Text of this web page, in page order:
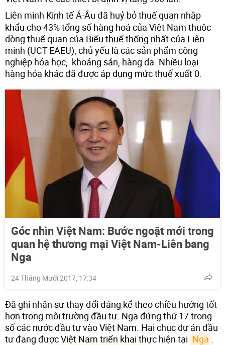
Liên minh Kinh tế Á-Âu đã huỷ bỏ thuế quan nhập
khẩu cho 43% tổng số hàng hoá của Việt Nam thuộc
dòng thuế quan của Biểu thuế thống nhất của Liên
minh (UCT-EAEU), chủ yếu là các sản phẩm công
nghiệp hóa học, khoáng sản, hàng da. Nhiều loại
hàng hóa khác đã được áp dụng mức thuế xuất 0.
Góc nhìn Việt Nam: Bước ngoặt mới trong
quan hệ thương mại Việt Nam-Liên bang
Nga
24 Tháng Mười 2017, 17:34
Đã ghi nhận sự thay đổi đáng kể theo chiều hướng tốt
hơn trong môi trường đầu tư. Nga đứng thứ 17 trong
số các nước đầu tư vào Việt Nam. Hai chục dự án đầu
tư đang được Việt Nam triển khai thực hiện tại Nga .